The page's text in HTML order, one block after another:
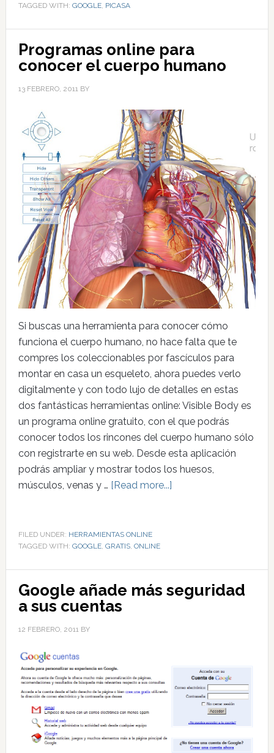
TAGGED WITH: GOOGLE, PICASA
Programas online para
conocer el cuerpo humano
13 FEBRERO, 2011 BY
Si buscas una herramienta para conocer cómo
funciona el cuerpo humano, no hace falta que te
compres los coleccionables por fascículos para
montar en casa un esqueleto, ahora puedes verlo
digitalmente y con todo lujo de detalles en estas
dos fantásticas herramientas online: Visible Body es
un programa online gratuito, con el que podrás
conocer todos los rincones del cuerpo humano sólo
con registrarte en su web. Desde esta aplicación
podrás ampliar y mostrar todos los huesos,
músculos, venas y … [Read more...]
FILED UNDER: HERRAMIENTAS ONLINE
TAGGED WITH: GOOGLE, GRATIS, ONLINE
Google añade más seguridad
a sus cuentas
12 FEBRERO, 2011 BY